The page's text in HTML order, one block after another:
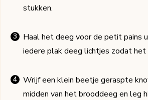
stukken.
Haal het deeg voor de petit pains
iedere plak deeg lichtjes zodat
Wrijf een klein beetje geraspte
midden van het brooddeeg en leg